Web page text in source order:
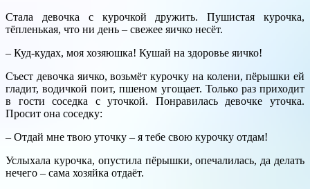
Стала девочка с курочкой дружить. Пушистая курочка,
тёпленькая, что ни день – свежее яичко несёт.
– Куд-кудах, моя хозяюшка! Кушай на здоровье яичко!
Съест девочка яичко, возьмёт курочку на колени, пёрышки ей
гладит, водичкой поит, пшеном угощает. Только раз приходит
в гости соседка с уточкой. Понравилась девочке уточка.
Просит она соседку:
– Отдай мне твою уточку – я тебе свою курочку отдам!
Услыхала курочка, опустила пёрышки, опечалилась, да делать
нечего – сама хозяйка отдаёт.